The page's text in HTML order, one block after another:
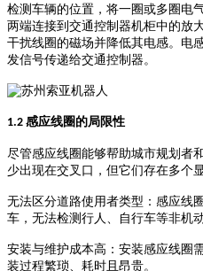
检测车辆的位置，将一圈或多圈电
两端连接到交通控制器机柜中的放
干扰线圈的磁场并降低其电感。电
发信号传递给交通控制器。
1.2 感应线圈的局限性
尽管感应线圈能够帮助城市规划者
少出现在交叉口，但它们存在多个
无法区分道路使用者类型 ：感应线
车，无法检测行人、自行车等非机动
安装与维护成本高 ：安装感应线圈
装过程繁琐、耗时且昂贵。